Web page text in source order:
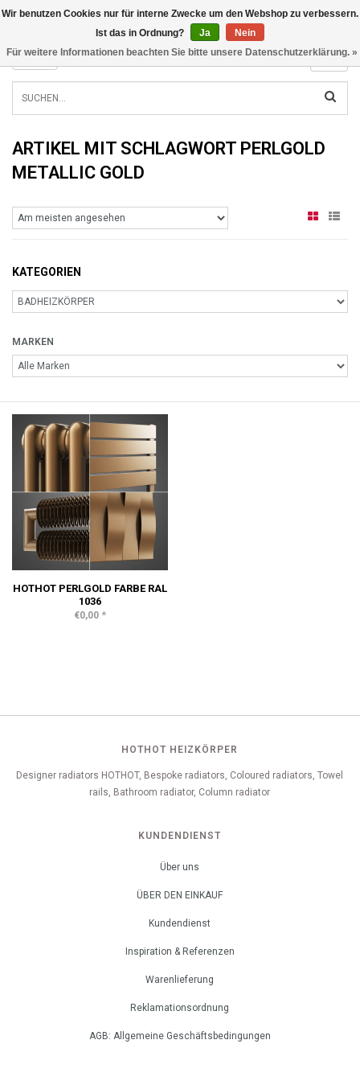
INFO@RADIATORS.SHOP
MENU
ARTIKEL MIT SCHLAGWORT PERLGOLD
METALLIC GOLD
KATEGORIEN
MARKEN
HOTHOT PERLGOLD FARBE RAL
1036
€0,00 *
HOTHOT HEIZKÖRPER
Designer radiators HOTHOT, Bespoke radiators, Coloured radiators, Towel
rails, Bathroom radiator, Column radiator
KUNDENDIENST
Über uns
ÜBER DEN EINKAUF
Kundendienst
Inspiration & Referenzen
Warenlieferung
Reklamationsordnung
AGB: Allgemeine Geschäftsbedingungen
Wir benutzen Cookies nur für interne Zwecke um den Webshop zu verbessern.
Ist das in Ordnung?
Ja
Nein
Für weitere Informationen beachten Sie bitte unsere Datenschutzerklärung. »